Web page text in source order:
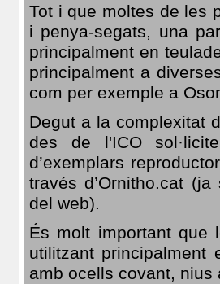
Tot i que moltes de les
i penya-segats, una
principalment en
principalment a
com per exemple a
Degut a la complexitat
des de l'ICO
d’exemplars
través d’Ornitho.cat
del web).
És molt important que
utilitzant
amb ocells covant,